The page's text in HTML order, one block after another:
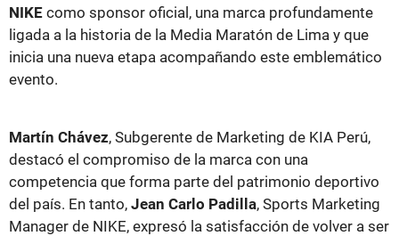
NIKE como sponsor oficial, una marca profundamente
ligada a la historia de la Media Maratón de Lima y que
inicia una nueva etapa acompañando este emblemático
evento.
Martín Chávez, Subgerente de Marketing de KIA Perú,
destacó el compromiso de la marca con una
competencia que forma parte del patrimonio deportivo
del país. En tanto, Jean Carlo Padilla, Sports Marketing
Manager de NIKE, expresó la satisfacción de volver a ser